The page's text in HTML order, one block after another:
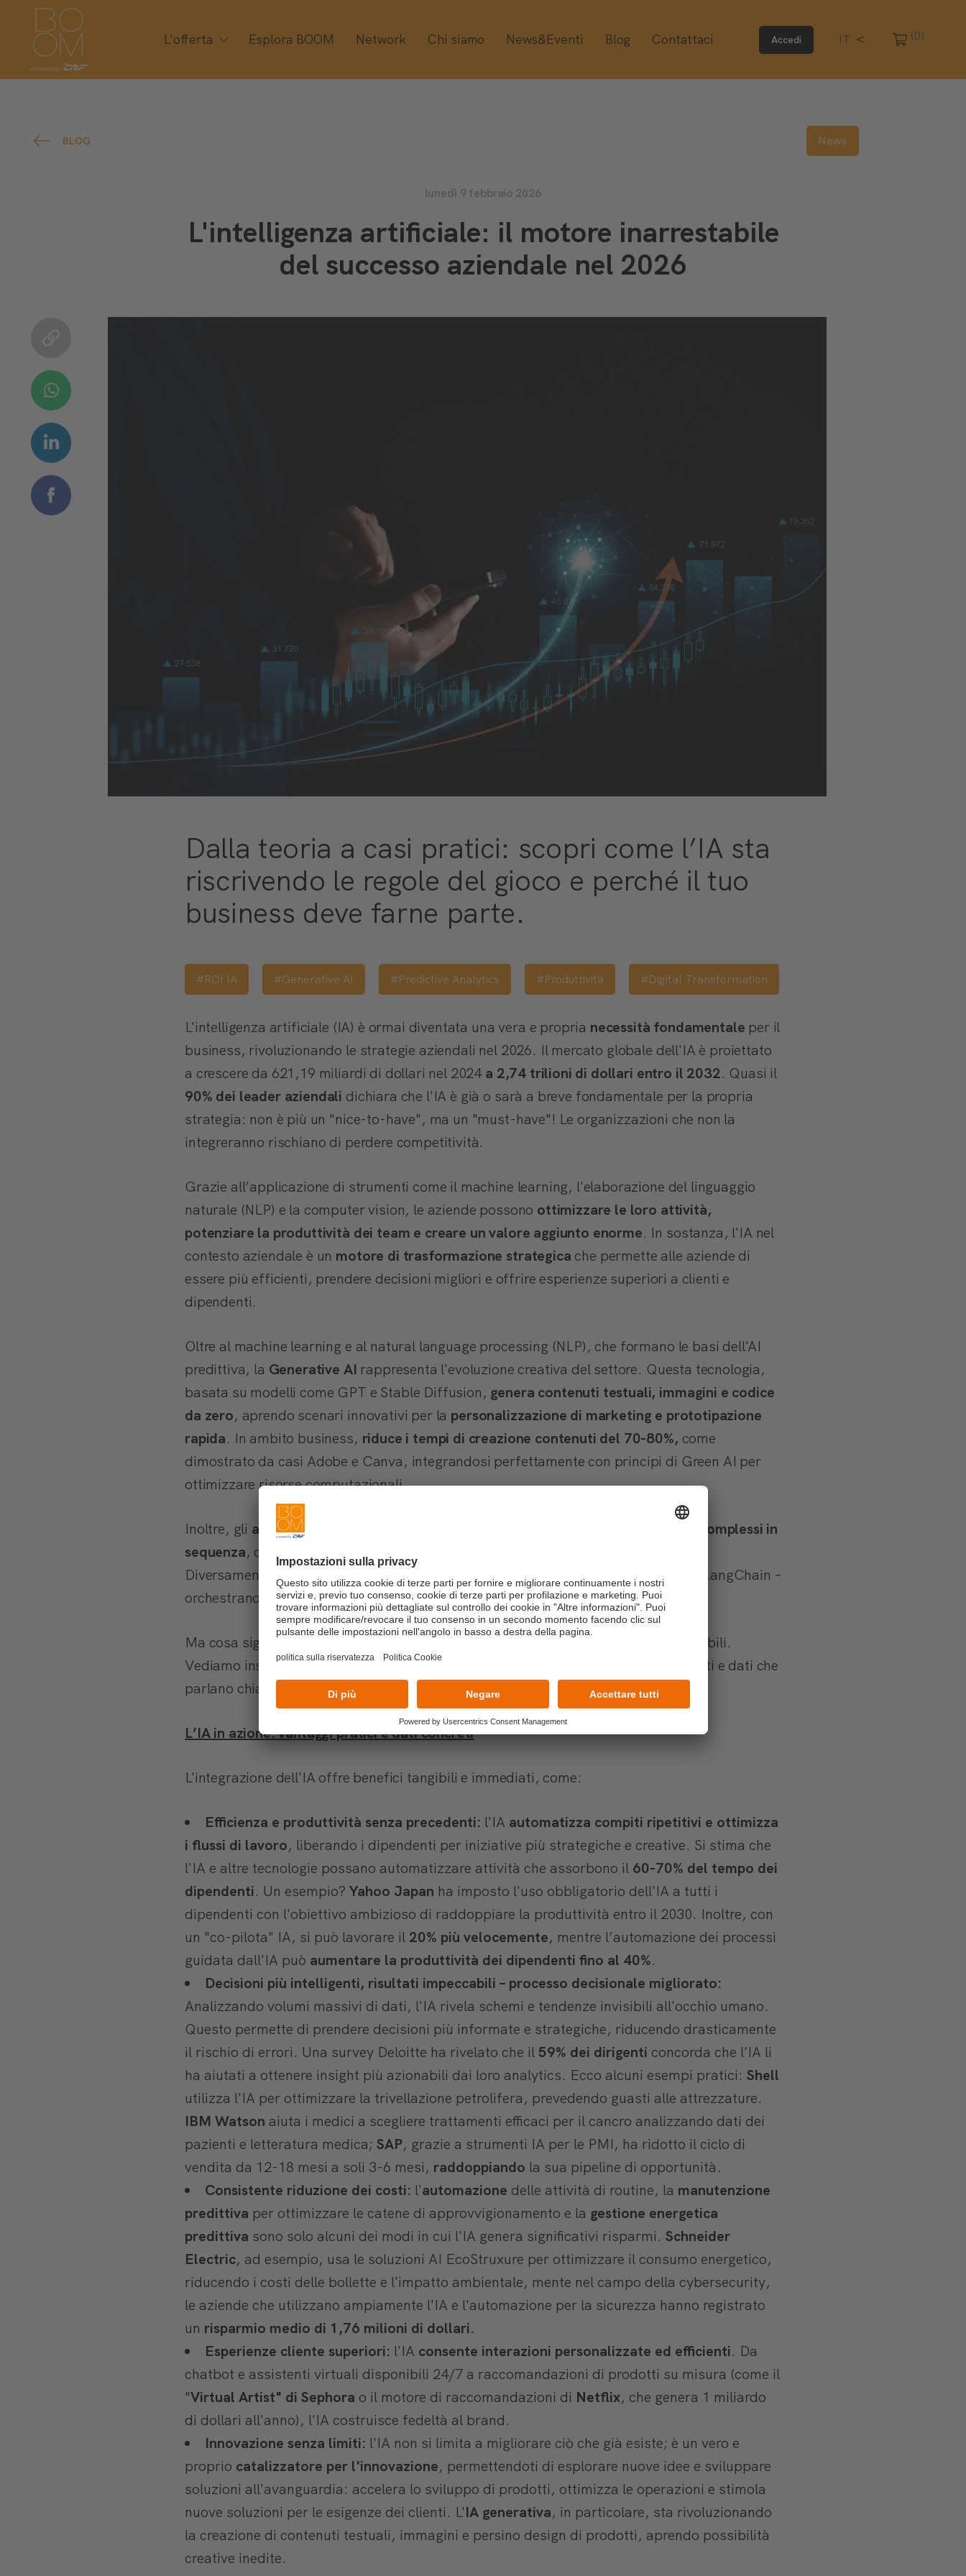
L'offerta Esplora BOOM Network Chi siamo News&Eventi Blog Contattaci Accedi IT (0)
BLOG News
lunedì 9 febbraio 2026
L'intelligenza artificiale: il motore inarrestabile
del successo aziendale nel 2026
Dalla teoria a casi pratici: scopri come l’IA sta
riscrivendo le regole del gioco e perché il tuo
business deve farne parte.
#ROI IA #Generative AI #Predictive Analytics #Produttività #Digital Transformation
L'intelligenza artificiale (IA) è ormai diventata una vera e propria necessità fondamentale per il
business, rivoluzionando le strategie aziendali nel 2026. Il mercato globale dell'IA è proiettato
a crescere da 621,19 miliardi di dollari nel 2024a 2,74 trilioni di dollari entro il 2032. Quasi il
90% dei leader aziendali dichiara che l'IA è già o sarà a breve fondamentale per la propria
strategia: non è più un "nice-to-have", ma un "must-have"! Le organizzazioni che non la
integreranno rischiano di perdere competitività.
Grazie all’applicazione di strumenti come il machine learning, l'elaborazione del linguaggio
naturale (NLP) e la computer vision, le aziende possono ottimizzare le loro attività,
potenziare la produttività dei team e creare un valore aggiunto enorme. In sostanza, l'IA nel
contesto aziendale è un motore di trasformazione strategica che permette alle aziende di
essere più efficienti, prendere decisioni migliori e offrire esperienze superiori a clienti e
dipendenti.
Oltre al machine learning e al natural language processing (NLP), che formano le basi dell'AI
predittiva, la Generative AI rappresenta l'evoluzione creativa del settore. Questa tecnologia,
basata su modelli come GPT e Stable Diffusion, genera contenuti testuali, immagini e codice
da zero, aprendo scenari innovativi per la personalizzazione di marketing e prototipazione
rapida. In ambito business, riduce i tempi di creazione contenuti del 70-80%, come
dimostrato da casi Adobe e Canva, integrandosi perfettamente con principi di Green AI per
ottimizzare risorse computazionali.
Inoltre, gli agenti AI
come sistemi autonomi capaci di eseguire compiti complessi in
sequenza, combinando pianificazione, ragionamento e interazione con tool esterni.
Diversamente dai semplici chatbot, questi agenti – potenziati da framework come LangChain –
orchestrano
azioni multiple, come ricerca dati, analisi e report automatici.
Ma cosa significa tutto questo per te e la tua azienda? Significa opportunità incredibili.
Vediamo insieme come l'IA sta giàrivoluzionando ogni settore
, con esempi concreti e dati che
parlano chiaro.
L’IA in azione: vantaggi pratici e dati concreti
L'integrazione dell'IA offre benefici tangibili e immediati, come:
Efficienza e produttività senza precedenti: l'IA automatizza compiti ripetitivi e ottimizza
i flussi di lavoro, liberando i dipendenti per iniziative più strategiche e creative. Si stima che
l'IA e altre tecnologie possano automatizzare attività che assorbono il 60-70% del tempo dei
dipendenti. Un esempio? Yahoo Japan ha imposto l'uso obbligatorio dell'IA a tutti i
dipendenti con l'obiettivo ambizioso di raddoppiare la produttività entro il 2030. Inoltre, con
un "co-pilota" IA, si può lavorare il 20% più velocemente, mentre l’automazione dei processi
guidata dall'IA può aumentare la produttività dei dipendenti fino al 40%.
Decisioni più intelligenti, risultati impeccabili – processo decisionale migliorato:
Analizzando volumi massivi di dati, l'IA rivela schemi e tendenze invisibili all'occhio umano.
Questo permette di prendere decisioni più informate e strategiche, riducendo drasticamente
il rischio di errori. Una survey Deloitte ha rivelato che il59% dei dirigenti concorda che l'IA li
ha aiutati a ottenere insight più azionabili dai loro analytics. Ecco alcuni esempi pratici: Shell
utilizza l'IA per ottimizzare la trivellazione petrolifera, prevedendo guasti alle attrezzature.
IBM Watson aiuta i medici a scegliere trattamenti efficaci per il cancro analizzando dati dei
pazienti e letteratura medica; SAP, grazie a strumenti IA per le PMI, ha ridotto il ciclo di
vendita da 12-18 mesi a soli 3-6 mesi, raddoppiando la sua pipeline di opportunità.
Consistente riduzione dei costi: l'automazione delle attività di routine, la manutenzione
predittiva per ottimizzare le catene di approvvigionamento e la gestione energetica
predittiva sono solo alcuni dei modi in cui l'IA genera significativi risparmi. Schneider
Electric, ad esempio, usa le soluzioni AI EcoStruxure per ottimizzare il consumo energetico,
riducendo i costi delle bollette e l'impatto ambientale, mente nel campo della cybersecurity,
le aziende che utilizzano ampiamente l'IA e l'automazione per la sicurezza hanno registrato
un risparmio medio di 1,76 milioni di dollari.
Esperienze cliente superiori: l'IA consente interazioni personalizzate ed efficienti. Da
chatbot e assistenti virtuali disponibili 24/7 a raccomandazioni di prodotti su misura (come il
"Virtual Artist" di Sephora o il motore di raccomandazioni di Netflix, che genera 1 miliardo
di dollari all'anno), l'IA costruisce fedeltà al brand.
Innovazione senza limiti: l'IA non si limita a migliorare ciò che già esiste; è un vero e
proprio catalizzatore per l'innovazione, permettendoti di esplorare nuove idee e sviluppare
soluzioni all'avanguardia: accelera lo sviluppo di prodotti, ottimizza le operazioni e stimola
nuove soluzioni per le esigenze dei clienti. L'IA generativa, in particolare, sta rivoluzionando
la creazione di contenuti testuali, immagini e persino design di prodotti, aprendo possibilità
creative inedite.